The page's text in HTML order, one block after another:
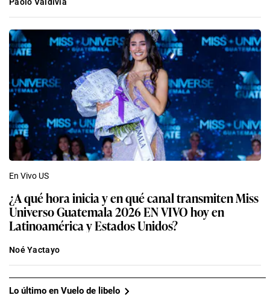
En Vivo US
¿A qué hora inicia y en qué canal transmiten Miss
Universo Guatemala 2026 EN VIVO hoy en
Latinoamérica y Estados Unidos?
Noé Yactayo
Lo último en Vuelo de libelo